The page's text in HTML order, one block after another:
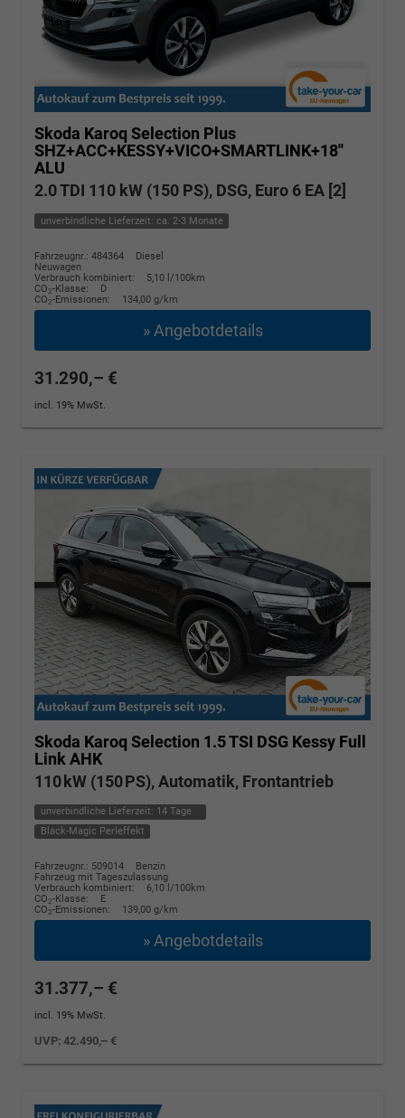
Skoda Karoq Selection Plus
SHZ+ACC+KESSY+VICO+SMARTLINK+18''
ALU
2.0 TDI 110 kW (150 PS), DSG, Euro 6 EA [2]
unverbindliche Lieferzeit: ca. 2-3 Monate
Fahrzeugnr.: 484364
Diesel
Neuwagen
Verbrauch kombiniert:
5,10 l/100km
CO2-Klasse:
D
CO2-Emissionen: 134,00 g/km
» Angebotdetails
31.290,– €
incl. 19% MwSt.
Skoda Karoq Selection 1.5 TSI DSG Kessy Full
Link AHK
110 kW (150 PS), Automatik, Frontantrieb
unverbindliche Lieferzeit: 14 Tage
Black-Magic Perleffekt
Fahrzeugnr.: 509014
Benzin
Fahrzeug mit Tageszulassung
Verbrauch kombiniert:
6,10 l/100km
CO2-Klasse:
E
CO2-Emissionen: 139,00 g/km
» Angebotdetails
31.377,– €
incl. 19% MwSt.
UVP:42.490,– €